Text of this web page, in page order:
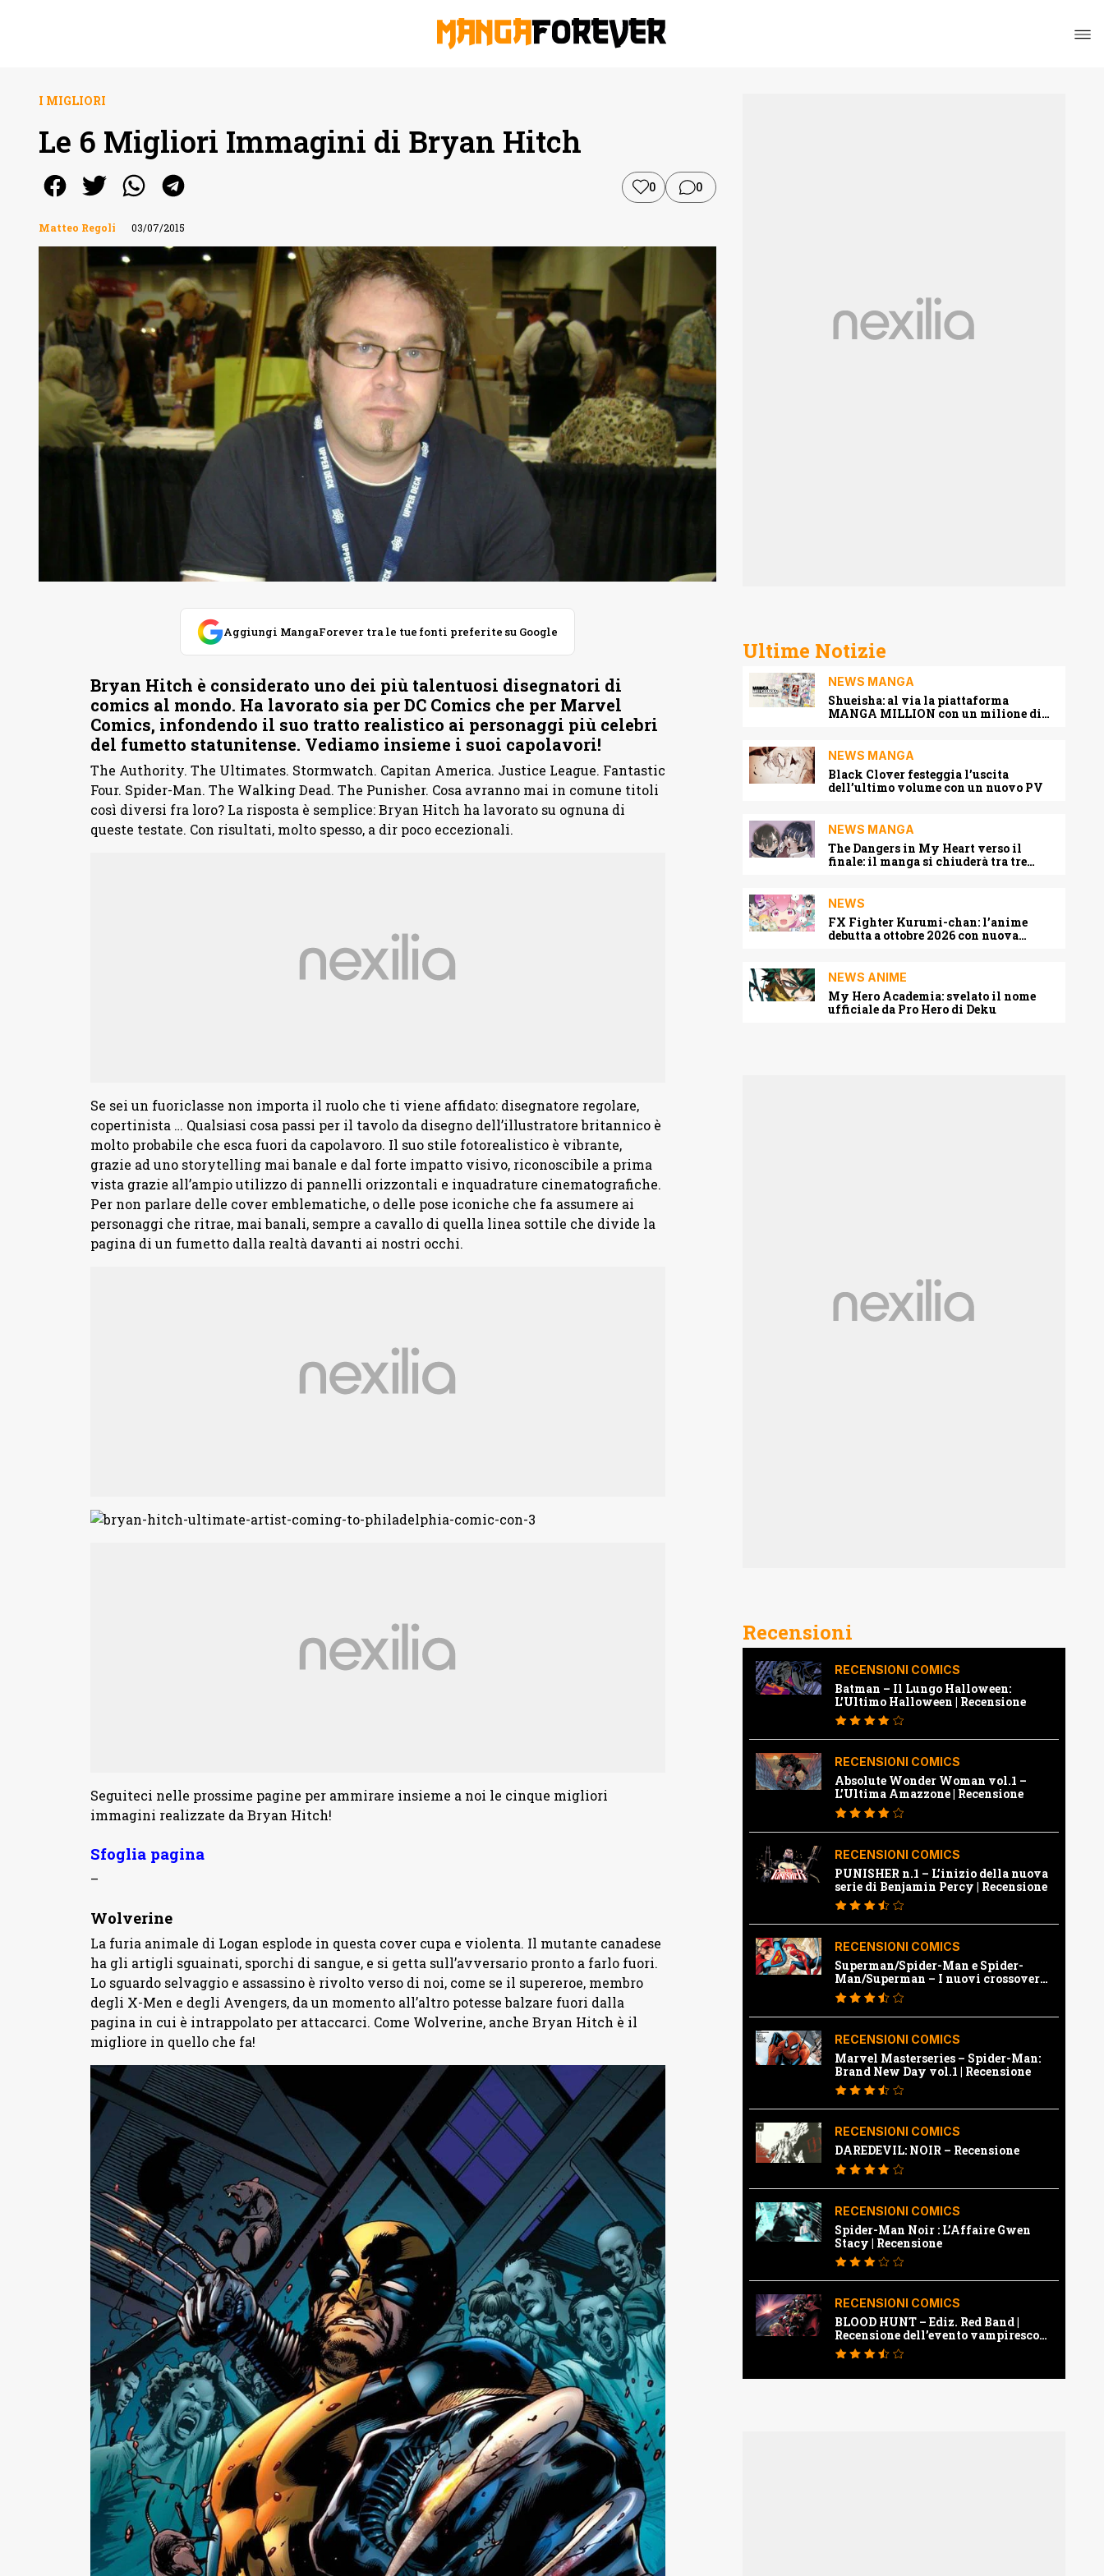
I MIGLIORI
Le 6 Migliori Immagini di Bryan Hitch
0 0
Matteo Regoli 03/07/2015
Aggiungi MangaForever tra le tue fonti preferite su Google
Bryan Hitch è considerato uno dei più talentuosi disegnatori di
comics al mondo. Ha lavorato sia per DC Comics che per Marvel
Comics, infondendo il suo tratto realistico ai personaggi più celebri
del fumetto statunitense. Vediamo insieme i suoi capolavori!
The Authority. The Ultimates. Stormwatch. Capitan America. Justice League. Fantastic
Four. Spider-Man. The Walking Dead. The Punisher. Cosa avranno mai in comune titoli
così diversi fra loro? La risposta è semplice: Bryan Hitch ha lavorato su ognuna di
queste testate. Con risultati, molto spesso, a dir poco eccezionali.
Se sei un fuoriclasse non importa il ruolo che ti viene affidato: disegnatore regolare,
copertinista … Qualsiasi cosa passi per il tavolo da disegno dell’illustratore britannico è
molto probabile che esca fuori da capolavoro. Il suo stile fotorealistico è vibrante,
grazie ad uno storytelling mai banale e dal forte impatto visivo, riconoscibile a prima
vista grazie all’ampio utilizzo di pannelli orizzontali e inquadrature cinematografiche.
Per non parlare delle cover emblematiche, o delle pose iconiche che fa assumere ai
personaggi che ritrae, mai banali, sempre a cavallo di quella linea sottile che divide la
pagina di un fumetto dalla realtà davanti ai nostri occhi.
Seguiteci nelle prossime pagine per ammirare insieme a noi le cinque migliori
immagini realizzate da Bryan Hitch!
Sfoglia pagina
–
Wolverine
La furia animale di Logan esplode in questa cover cupa e violenta. Il mutante canadese
ha gli artigli sguainati, sporchi di sangue, e si getta sull’avversario pronto a farlo fuori.
Lo sguardo selvaggio e assassino è rivolto verso di noi, come se il supereroe, membro
degli X-Men e degli Avengers, da un momento all’altro potesse balzare fuori dalla
pagina in cui è intrappolato per attaccarci. Come Wolverine, anche Bryan Hitch è il
migliore in quello che fa!
Ultime Notizie
NEWS MANGA
Shueisha: al via la piattaforma
MANGA MILLION con un milione di
NEWS MANGA
Black Clover festeggia l’uscita
dell’ultimo volume con un nuovo PV
NEWS MANGA
The Dangers in My Heart verso il
finale: il manga si chiuderà tra tre
NEWS
FX Fighter Kurumi-chan: l’anime
debutta a ottobre 2026 con nuova
NEWS ANIME
My Hero Academia: svelato il nome
ufficiale da Pro Hero di Deku
Recensioni
RECENSIONI COMICS
Batman – Il Lungo Halloween:
L’Ultimo Halloween | Recensione
RECENSIONI COMICS
Absolute Wonder Woman vol.1 –
L’Ultima Amazzone | Recensione
RECENSIONI COMICS
PUNISHER n.1 – L’inizio della nuova
serie di Benjamin Percy | Recensione
RECENSIONI COMICS
Superman/Spider-Man e Spider-
Man/Superman – I nuovi crossover
Marvel e Dc | Recensione
RECENSIONI COMICS
Marvel Masterseries – Spider-Man:
Brand New Day vol.1 | Recensione
RECENSIONI COMICS
DAREDEVIL: NOIR – Recensione
RECENSIONI COMICS
Spider-Man Noir : L’Affaire Gwen
Stacy | Recensione
RECENSIONI COMICS
BLOOD HUNT – Ediz. Red Band |
Recensione dell’evento vampiresco
della Marvel